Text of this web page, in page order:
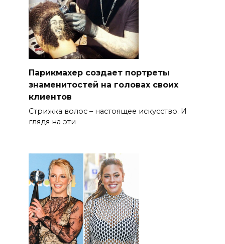
Парикмахер создает портреты
знаменитостей на головах своих
клиентов
Стрижка волос – настоящее искусство. И
глядя на эти